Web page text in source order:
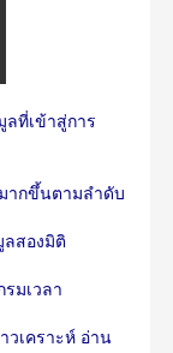
ที่เข้าสู่การ
ากขึ้นตามลำดับ
สองมิติ
มเวลา
วเคราะห์ อ่าน